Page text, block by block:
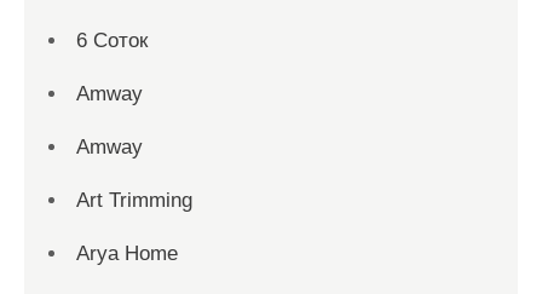
6 Соток
Amway
Amway
Art Trimming
Arya Home